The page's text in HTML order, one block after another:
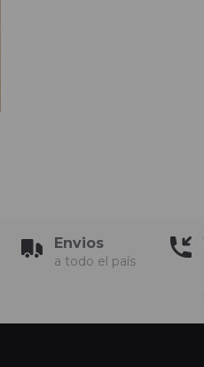
Envios
a todo el país